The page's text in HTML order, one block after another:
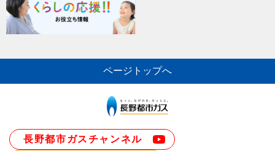
ページトップへ
長野都市ガスチャンネル